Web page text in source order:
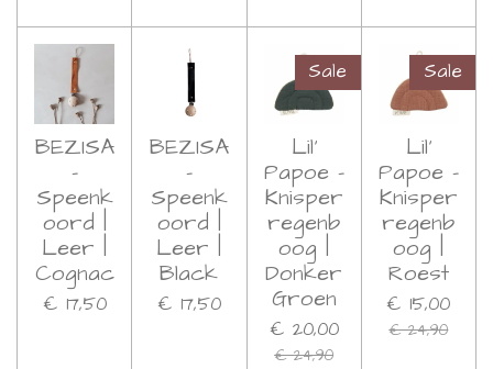
BEZISA
-
Speenk
oord |
Leer |
Cognac
€ 17,50
BEZISA
-
Speenk
oord |
Leer |
Black
€ 17,50
Sale
Lil'
Papoe -
Knisper
regenb
oog |
Donker
Groen
€ 20,00
€ 24,90
Sale
Lil'
Papoe -
Knisper
regenb
oog |
Roest
€ 15,00
€ 24,90